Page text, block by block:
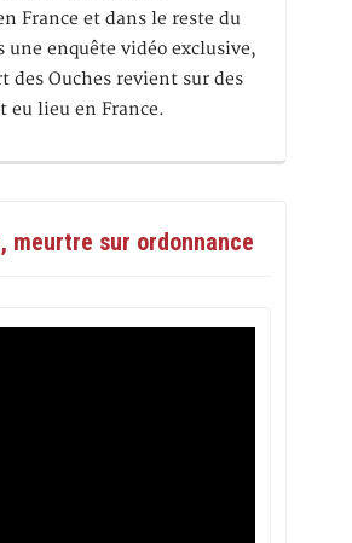
France et dans le reste du
une enquête vidéo exclusive,
des Ouches revient sur des
eu lieu en France.
meurtre sur ordonnance